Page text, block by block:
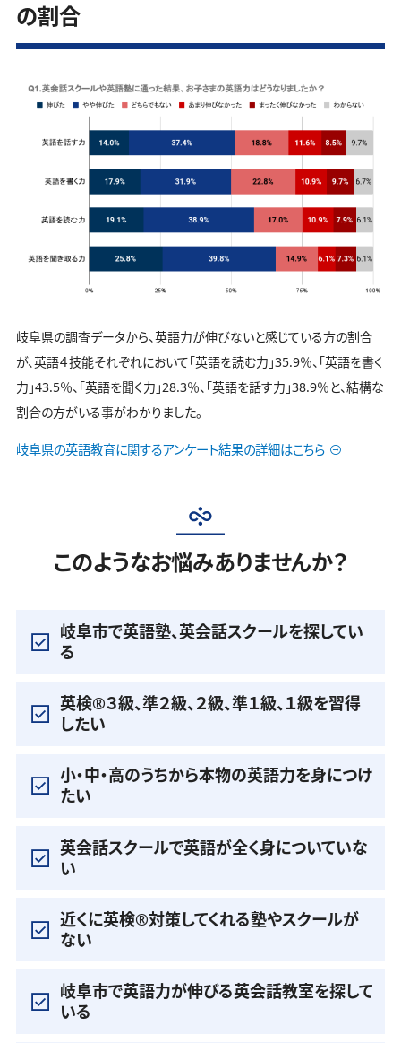
の割合
岐阜県の調査データから、英語力が伸びないと感じている方の割合
が、英語４技能それぞれにおいて「英語を読む力」35.9％、「英語を書く
力」43.5％、「英語を聞く力」28.3％、「英語を話す力」38.9％と、結構な
割合の方がいる事がわかりました。
岐阜県の英語教育に関するアンケート結果の詳細はこちら
このようなお悩みありませんか？
岐阜市で英語塾、英会話スクールを探してい
る
英検®️３級、準２級、２級、準１級、１級を習得
したい
小・中・高のうちから本物の英語力を身につけ
たい
英会話スクールで英語が全く身についていな
い
近くに英検®️対策してくれる塾やスクールが
ない
岐阜市で英語力が伸びる英会話教室を探して
いる